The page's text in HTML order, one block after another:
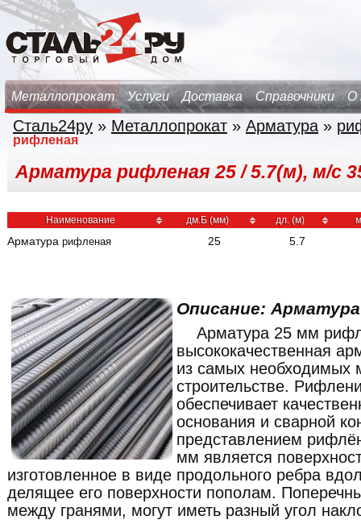
Металлопрокат Услуги Доставка Справочники О
Сталь24ру » Металлопрокат » Арматура »
рифленая
Арматура рифленая 25 / 5.7(м), м/с
Наименование дм.Б (мм) дл. (м)
Арматура рифленая 25 5.7
Описание:
Арматура 25 мм
высококачественная
из самых необходимых
строительстве.
обеспечивает
основания и сварной
представлением
мм является
изготовленное в виде продольного ребра
делящее его поверхности пополам.
между гранями, могут иметь разный угол